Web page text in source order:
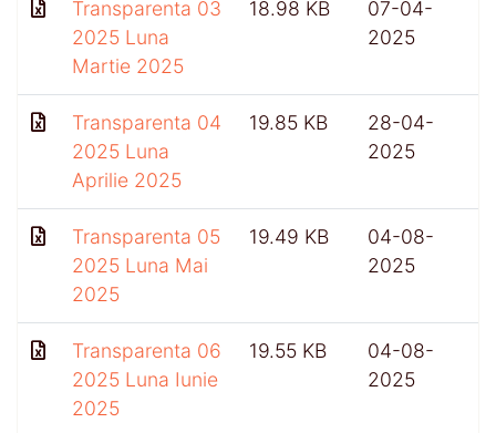
Transparenta 03
2025 Luna
Martie 2025
18.98 KB
07-04-
2025
Transparenta 04
2025 Luna
Aprilie 2025
19.85 KB
28-04-
2025
Transparenta 05
2025 Luna Mai
2025
19.49 KB
04-08-
2025
Transparenta 06
2025 Luna Iunie
2025
19.55 KB
04-08-
2025